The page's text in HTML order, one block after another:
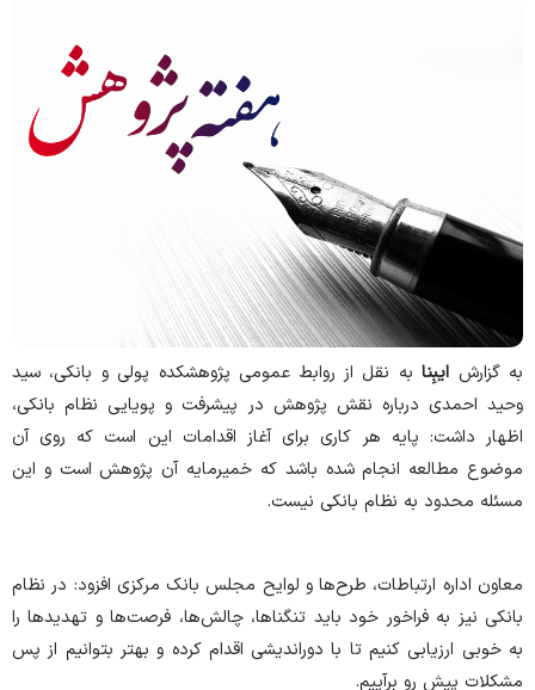
به گزارش ایبِنابه نقل از روابط عمومی پژوهشکده پولی و بانکی، سید
وحید احمدی درباره نقش پژوهش در پیشرفت و پویایی نظام بانکی،
اظهار داشت: پایه هر کاری برای آغاز اقدامات این است که روی آن
موضوع مطالعه انجام شده باشد که خمیرمایه آن پژوهش است و این
مسئله محدود به نظام بانکی نیست.
معاون اداره ارتباطات، طرح‌ها و لوایح مجلس بانک مرکزی افزود: در نظام
بانکی نیز به فراخور خود باید تنگناها، چالش‌ها، فرصت‌ها و تهدیدها را
به خوبی ارزیابی کنیم تا با دوراندیشی اقدام کرده و بهتر بتوانیم از پس
مشکلات پیش رو برآییم.